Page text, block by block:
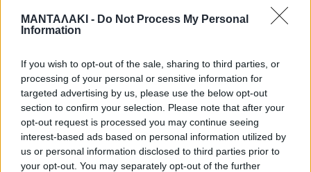
ΜΑΝΤΑΛΑΚΙ - Do Not Process My Personal
Information
If you wish to opt-out of the sale, sharing to third parties, or
processing of your personal or sensitive information for
targeted advertising by us, please use the below opt-out
section to confirm your selection. Please note that after your
opt-out request is processed you may continue seeing
interest-based ads based on personal information utilized by
us or personal information disclosed to third parties prior to
your opt-out. You may separately opt-out of the further
εκπλήξεις. Τίποτα δεν θα είναι το ίδιο
και δύο ζευγάρια θα φύγουν σήμερα.
Βέβαια οι διαγωνιζόμενοι δεν το
ξέρουν τι θα γίνει σε λίγο. Όπως
επίσης έχω να σας ανακοινώσω ότι